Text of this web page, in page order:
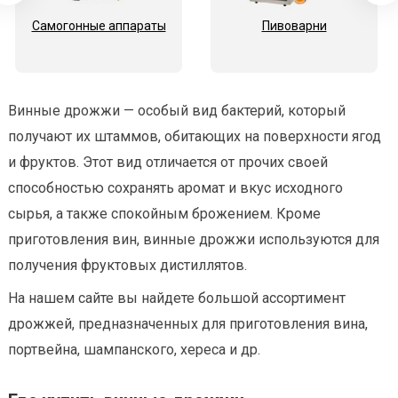
Самогонные аппараты Пивоварни
Винные дрожжи — особый вид бактерий, который
получают их штаммов, обитающих на поверхности ягод
и фруктов. Этот вид отличается от прочих своей
способностью сохранять аромат и вкус исходного
сырья, а также спокойным брожением. Кроме
приготовления вин, винные дрожжи используются для
получения фруктовых дистиллятов.
На нашем сайте вы найдете большой ассортимент
дрожжей, предназначенных для приготовления вина,
портвейна, шампанского, хереса и др.